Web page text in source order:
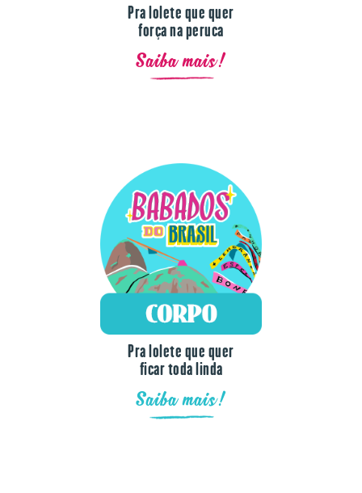
Pra lolete que quer
força na peruca
Saiba mais!
Pra lolete que quer
ficar toda linda
Saiba mais!